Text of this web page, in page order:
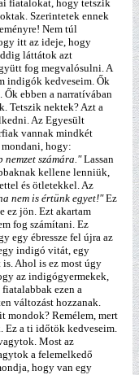
fiatalokat, hogy tetszik
Szerintetek ennek
Nem túl
itt az ideje, hogy
láttátok azt
fog megvalósulni. A
indigók kedveseim. Ők
ebben a narratívában
Tetszik nektek? Azt a
Az Egyesült
vannak mindkét
hogy:
számára."Lassan
kellene lenniük,
és ötletekkel. Az
nem is értünk egyet!"Ez
ez jön. Ezt akartam
fog számítani. Ez
egy ébressze fel újra az
indigó vitát, egy
Ahol is ez most úgy
az indigógyermekek,
ezen a
változást hozzanak.
mondok? Remélem, mert
Ez a ti időtök kedveseim.
Most az
a felemelkedő
hogy van egy